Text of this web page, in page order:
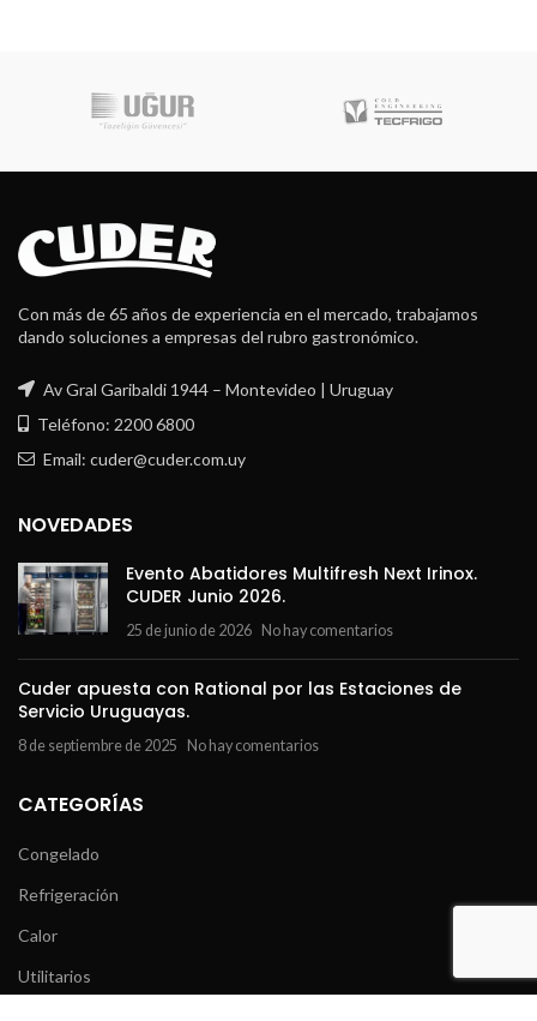
Con más de 65 años de experiencia en el mercado, trabajamos
dando soluciones a empresas del rubro gastronómico.
Av Gral Garibaldi 1944 – Montevideo | Uruguay
Teléfono: 2200 6800
Email: cuder@cuder.com.uy
NOVEDADES
Evento Abatidores Multifresh Next Irinox.
CUDER Junio 2026.
25 de junio de 2026 No hay comentarios
Cuder apuesta con Rational por las Estaciones de
Servicio Uruguayas.
8 de septiembre de 2025 No hay comentarios
CATEGORÍAS
Congelado
Refrigeración
Calor
Utilitarios